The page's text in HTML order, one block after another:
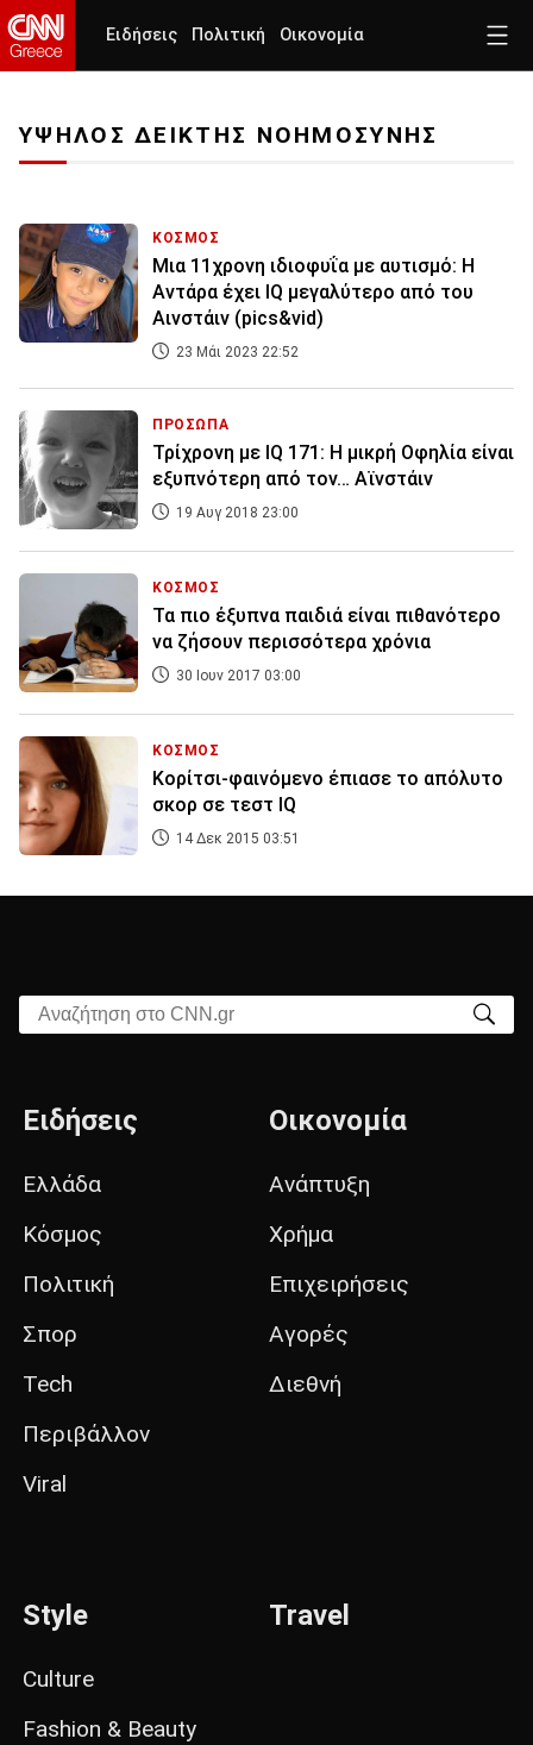
Ειδήσεις Πολιτική Οικονομία
ΥΨΗΛΟΣ ΔΕΙΚΤΗΣ ΝΟΗΜΟΣΥΝΗΣ
ΚΟΣΜΟΣ
Μια 11χρονη ιδιοφυΐα με αυτισμό: Η
Αντάρα έχει IQ μεγαλύτερο από του
Αινστάιν (pics&vid)
23 Μάι 2023 22:52
ΠΡΟΣΩΠΑ
Τρίχρονη με IQ 171: Η μικρή Οφηλία είναι
εξυπνότερη από τον… Αϊνστάιν
19 Αυγ 2018 23:00
ΚΟΣΜΟΣ
Τα πιο έξυπνα παιδιά είναι πιθανότερο
να ζήσουν περισσότερα χρόνια
30 Ιουν 2017 03:00
ΚΟΣΜΟΣ
Κορίτσι-φαινόμενο έπιασε το απόλυτο
σκορ σε τεστ IQ
14 Δεκ 2015 03:51
Αναζήτηση στο CNN.gr
Ειδήσεις
Ελλάδα
Κόσμος
Πολιτική
Σπορ
Tech
Περιβάλλον
Viral
Οικονομία
Ανάπτυξη
Χρήμα
Επιχειρήσεις
Αγορές
Διεθνή
Style
Culture
Fashion & Beauty
Travel